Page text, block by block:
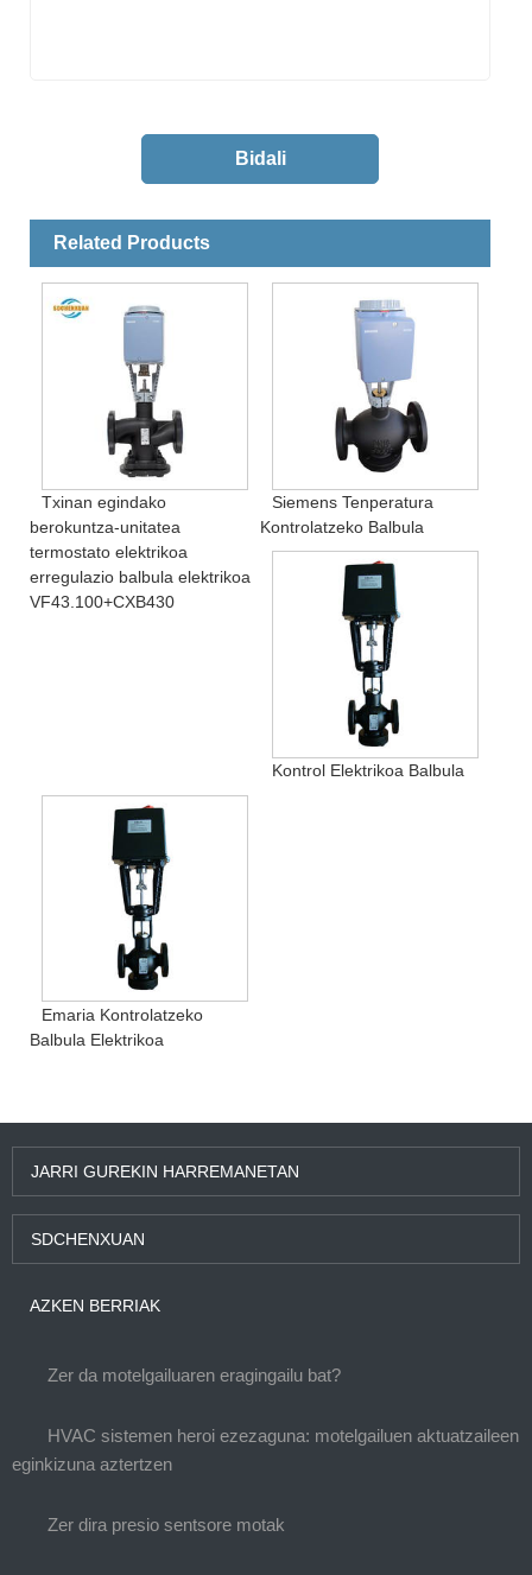
Related Products
Txinan egindako
berokuntza-unitatea
termostato elektrikoa
erregulazio balbula elektrikoa
VF43.100+CXB430
Siemens Tenperatura
Kontrolatzeko Balbula
Kontrol Elektrikoa Balbula
Emaria Kontrolatzeko
Balbula Elektrikoa
JARRI GUREKIN HARREMANETAN
SDCHENXUAN
AZKEN BERRIAK
Zer da motelgailuaren eragingailu bat?
HVAC sistemen heroi ezezaguna: motelgailuen aktuatzaileen
eginkizuna aztertzen
Zer dira presio sentsore motak